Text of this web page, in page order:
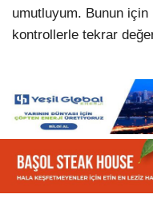
umutluyum. Bunun için
kontrollerle tekrar